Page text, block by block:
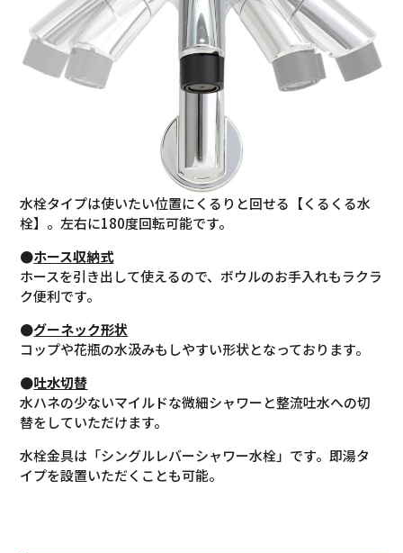
水栓タイプは使いたい位置にくるりと回せる【くるくる水
栓】。左右に180度回転可能です。
●ホース収納式
ホースを引き出して使えるので、ボウルのお手入れもラクラ
ク便利です。
●グーネック形状
コップや花瓶の水汲みもしやすい形状となっております。
●吐水切替
水ハネの少ないマイルドな微細シャワーと整流吐水への切
替をしていただけます。
水栓金具は「シングルレバーシャワー水栓」です。即湯タ
イプを設置いただくことも可能。